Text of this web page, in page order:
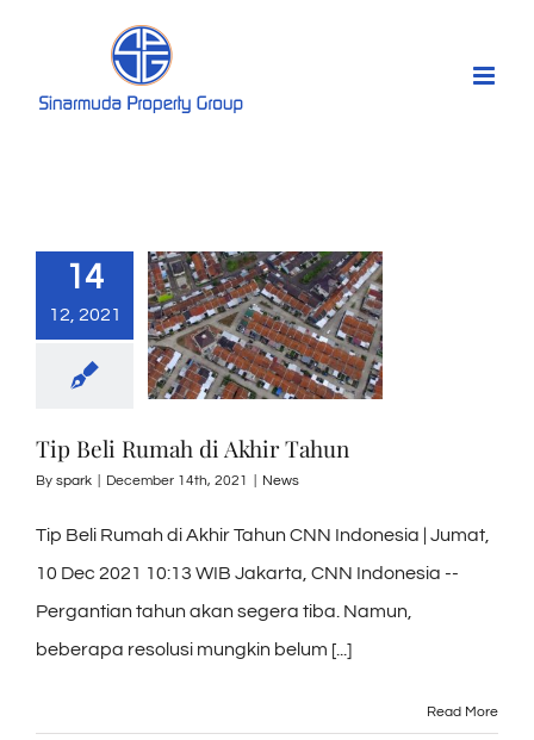
content
14
12, 2021
Tip Beli Rumah di Akhir Tahun
By spark December 14th, 2021 News
Tip Beli Rumah di Akhir Tahun CNN Indonesia | Jumat,
10 Dec 2021 10:13 WIB Jakarta, CNN Indonesia --
Pergantian tahun akan segera tiba. Namun,
beberapa resolusi mungkin belum [...]
Read More